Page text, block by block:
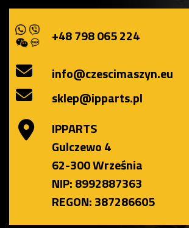
+48 798 065 224
info@czescimaszyn.eu
sklep@ipparts.pl
IPPARTS
Gulczewo 4
62-300 Września
NIP: 8992887363
REGON: 387286605